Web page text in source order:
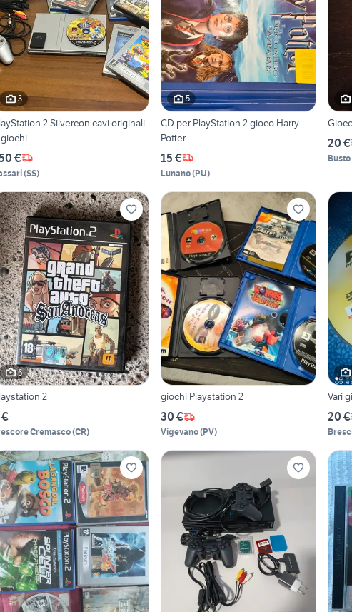
3
2 Silvercon cavi originali
€
(SS)
5
CD per PlayStation 2 gioco Harry
Potter
15 €
Lunano(PU)
20 €
6
2
Cremasco(CR)
giochi Playstation 2
30 €
Vigevano(PV)
Vari
20 €